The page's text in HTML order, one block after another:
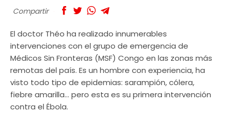
Compartir
El doctor Théo ha realizado innumerables
intervenciones con el grupo de emergencia de
Médicos Sin Fronteras (MSF) Congo en las zonas más
remotas del país. Es un hombre con experiencia, ha
visto todo tipo de epidemias: sarampión, cólera,
fiebre amarilla… pero esta es su primera intervención
contra el Ébola.